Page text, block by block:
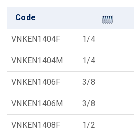
Code
VNKEN1404F 1/4
VNKEN1404M 1/4
VNKEN1406F 3/8
VNKEN1406M 3/8
VNKEN1408F 1/2